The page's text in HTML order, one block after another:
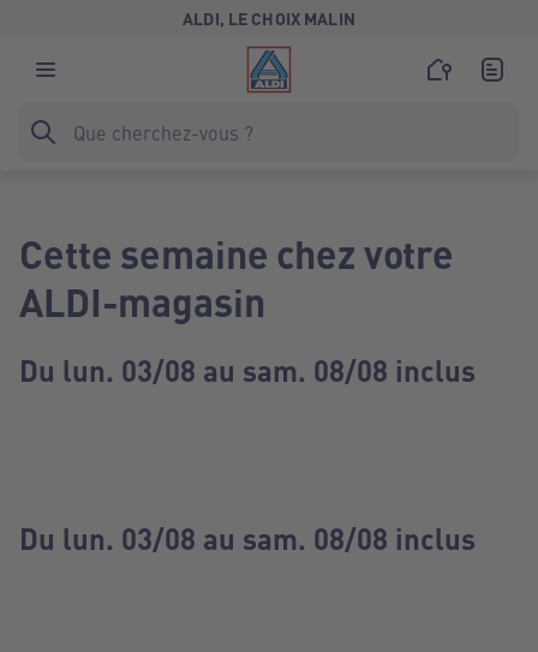
ALDI, LE CHOIX MALIN
Cette semaine chez votre
ALDI-magasin
Du lun. 03/08 au sam. 08/08 inclus
Du lun. 03/08 au sam. 08/08 inclus